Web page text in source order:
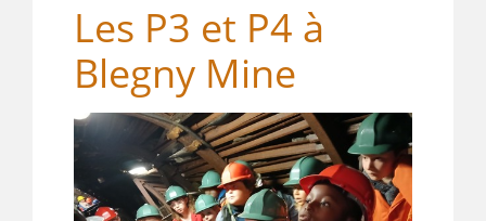
Les P3 et P4 à
Blegny Mine